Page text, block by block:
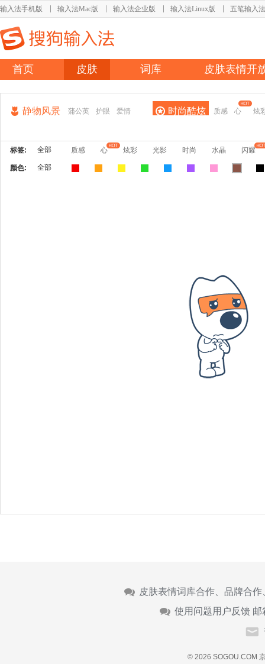
输入法手机版 输入法Mac版 输入法企业版 输入法Linux版 五笔输入法
首页 皮肤 词库 皮肤表情开
静物风景 蒲公英 护眼 爱情 时尚酷炫 质感 心 炫
标签: 全部 质感 心 炫彩 光影 时尚 水晶 闪耀
颜色: 全部
皮肤表情词库合作、品牌合
使用问题用户反馈 邮
© 2026 SOGOU.COM